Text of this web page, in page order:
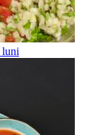
luni